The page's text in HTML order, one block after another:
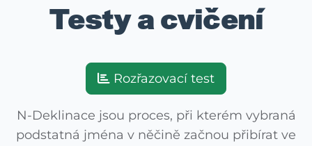
Testy a cvičení
Rozřazovací test
N-Deklinace jsou proces, při kterém vybraná
podstatná jména v něčině začnou přibírat ve